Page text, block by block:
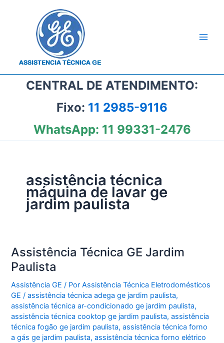
CENTRAL DE ATENDIMENTO:
Fixo: 11 2985-9116
WhatsApp: 11 99331-2476
assistência técnica
máquina de lavar ge
jardim paulista
Assistência Técnica GE Jardim
Paulista
Assistência GE / PorAssistência Técnica Eletrodomésticos
GE/assistência técnica adega ge jardim paulista,
assistência técnica ar-condicionado ge jardim paulista,
assistência técnica cooktop ge jardim paulista,assistência
técnica fogão ge jardim paulista,assistência técnica forno
a gás ge jardim paulista,assistência técnica forno elétrico